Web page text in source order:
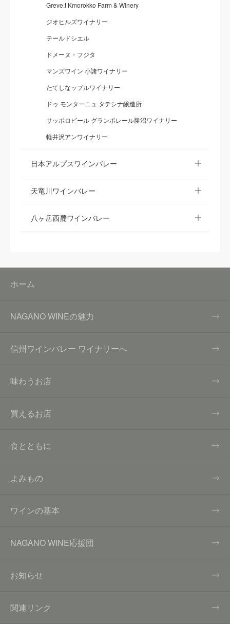
Greve.t Kmorokko Farm & Winery
ジオヒルズワイナリー
テールドシエル
ドメーヌ・フジタ
マンズワイン 小諸ワイナリー
たてしなップルワイナリー
ドゥ モンターニュ タテシナ醸造所
サッポロビール グランポレール勝沼ワイナリー
軽井沢アンワイナリー
日本アルプスワインバレー
天竜川ワインバレー
八ヶ岳西麓ワインバレー
ホーム
NAGANO WINEの魅力
信州ワインバレー ワイナリーへ
味わうお店
買えるお店
食とともに
よみもの
ワインの基本
NAGANO WINE応援団
お知らせ
関連リンク